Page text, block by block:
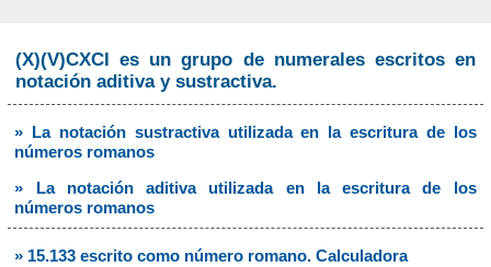
(X)(V)CXCI es un grupo de numerales escritos en
notación aditiva y sustractiva.
» La notación sustractiva utilizada en la escritura de los
números romanos
» La notación aditiva utilizada en la escritura de los
números romanos
» 15.133 escrito como número romano. Calculadora